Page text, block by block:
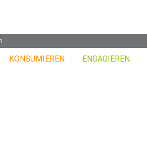
KONSUMIEREN ENGAGIEREN